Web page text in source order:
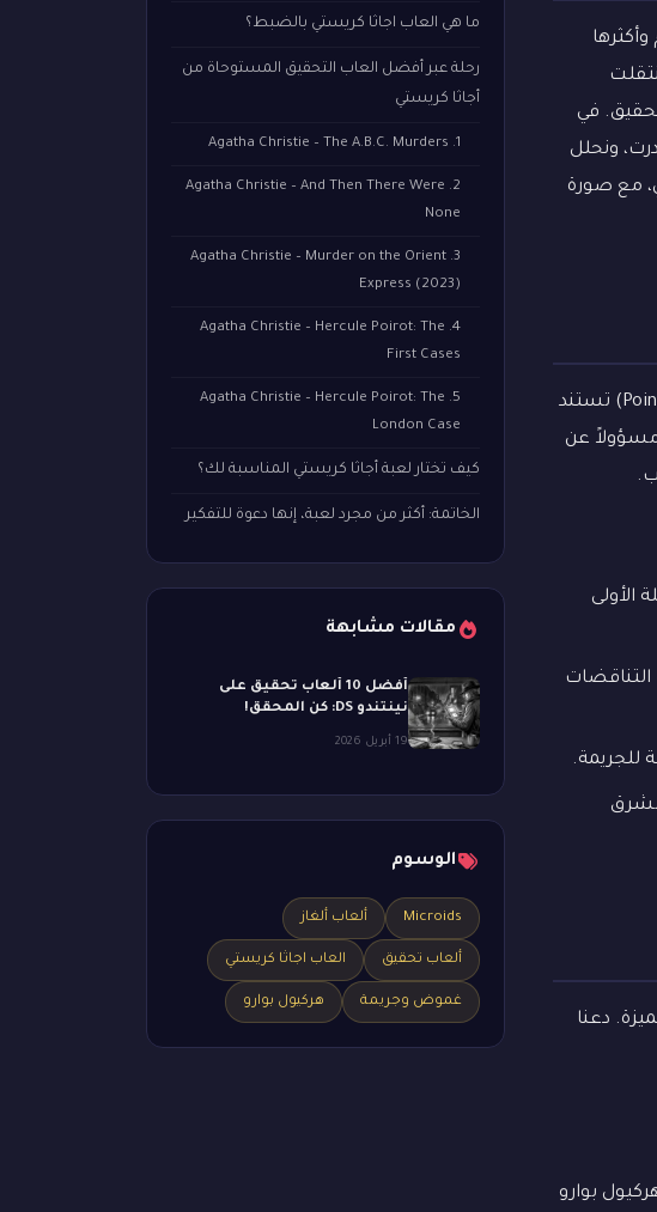
في
ونحلل
مع صورة
هي ألعاب فيديو من نوع المغامرات والتحقيق (Point-and-click adventure) تستند
مسؤولاً عن
الأولى
للجريمة.
دعنا
بوارو
ما هي العاب اجاثا كريستي بالضبط؟
رحلة عبر أفضل العاب التحقيق المستوحاة من
أجاثا كريستي
1. Agatha Christie – The A.B.C. Murders
2. Agatha Christie – And Then There Were
None
3. Agatha Christie – Murder on the Orient
Express (2023)
4. Agatha Christie – Hercule Poirot: The
First Cases
5. Agatha Christie – Hercule Poirot: The
London Case
كيف تختار لعبة أجاثا كريستي المناسبة لك؟
الخاتمة: أكثر من مجرد لعبة، إنها دعوة للتفكير
مقالات مشابهة
أفضل 10 ألعاب تحقيق على
نينتندو DS: كن المحقق!
19 أبريل 2026
الوسوم
Microids ألعاب ألغاز
ألعاب تحقيق العاب اجاثا كريستي
غموض وجريمة هركيول بوارو